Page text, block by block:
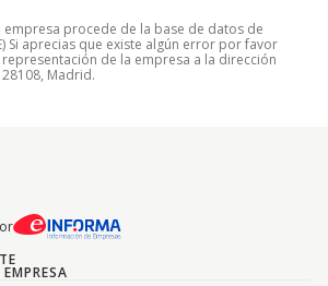
empresa procede de la base de datos de
Si aprecias que existe algún error por favor
de la empresa a la dirección
Madrid.